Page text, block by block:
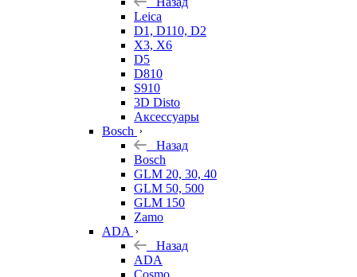
Leica
D1, D110, D2
X3, X6
D5
D810
S910
3D Disto
Аксессуары
Bosch
Назад
Bosch
GLM 20, 30, 40
GLM 50, 500
GLM 150
Zamo
ADA
Назад
ADA
Cosmo